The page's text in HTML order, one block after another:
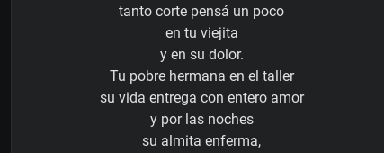
tanto corte pensá un poco
en tu viejita
y en su dolor.
Tu pobre hermana en el taller
su vida entrega con entero amor
y por las noches
su almita enferma,